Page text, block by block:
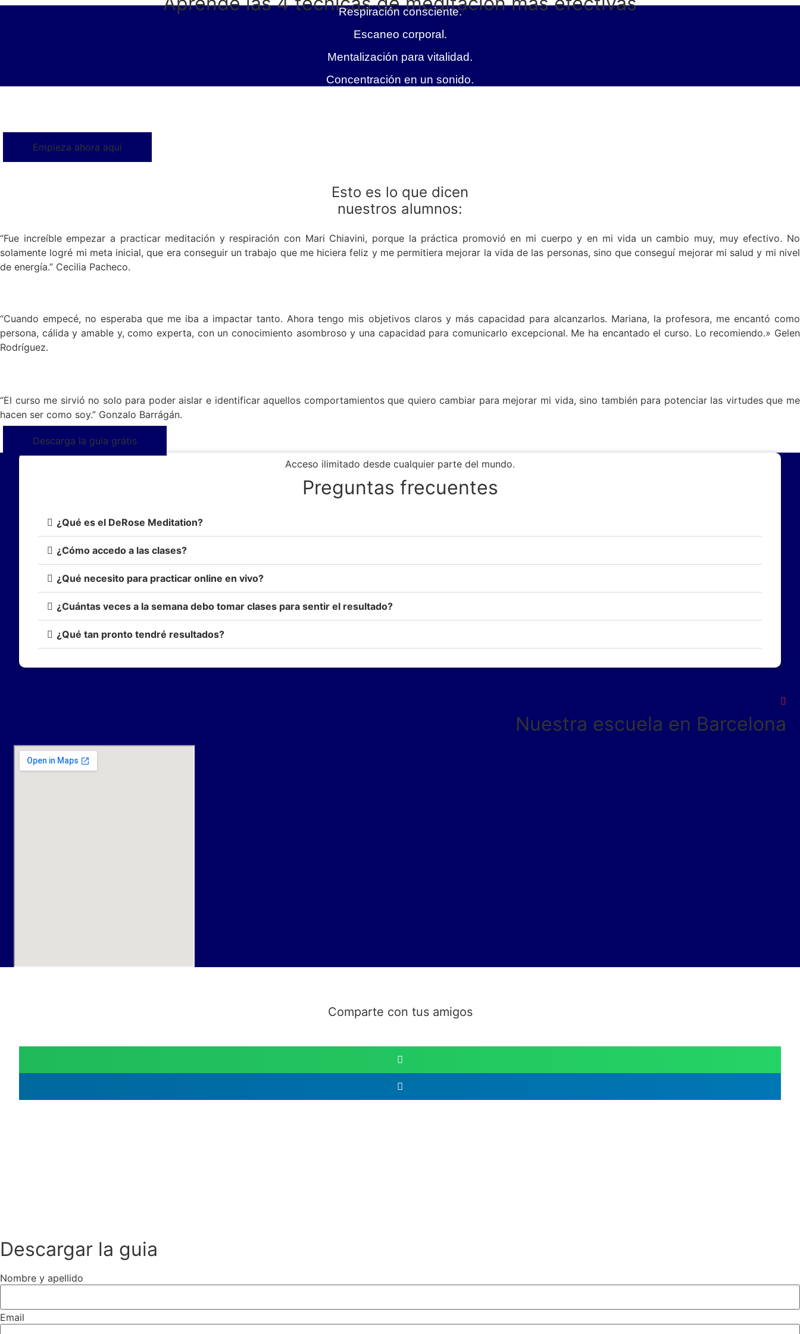
Respiración consciente.
Escaneo corporal.
Mentalización para vitalidad.
Concentración en un sonido.
Empieza ahora aquí
Esto es lo que dicen
nuestros alumnos:
“Fue increíble empezar a practicar meditación y respiración con Mari Chiavini, porque la práctica promovió en mi cuerpo y en mi vida un cambio muy, muy efectivo. No
solamente logré mi meta inicial, que era conseguir un trabajo que me hiciera feliz y me permitiera mejorar la vida de las personas, sino que conseguí mejorar mi salud y mi nivel
de energía.” Cecilia Pacheco.
“Cuando empecé, no esperaba que me iba a impactar tanto. Ahora tengo mis objetivos claros y más capacidad para alcanzarlos. Mariana, la profesora, me encantó como
persona, cálida y amable y, como experta, con un conocimiento asombroso y una capacidad para comunicarlo excepcional. Me ha encantado el curso. Lo recomiendo.» Gelen
Rodríguez.
“El curso me sirvió no solo para poder aislar e identificar aquellos comportamientos que quiero cambiar para mejorar mi vida, sino también para potenciar las virtudes que me
hacen ser como soy.” Gonzalo Barrágán.
Descarga la guia grátis
Acceso ilimitado desde cualquier parte del mundo.
Preguntas frecuentes
¿Qué es el DeRose Meditation?
¿Cómo accedo a las clases?
¿Qué necesito para practicar online en vivo?
¿Cuántas veces a la semana debo tomar clases para sentir el resultado?
¿Qué tan pronto tendré resultados?
Nuestra escuela en Barcelona
Comparte con tus amigos
Descargar la guia
Nombre y apellido
Email